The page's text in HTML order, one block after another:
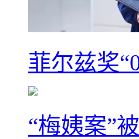
菲尔兹奖
“梅姨案”